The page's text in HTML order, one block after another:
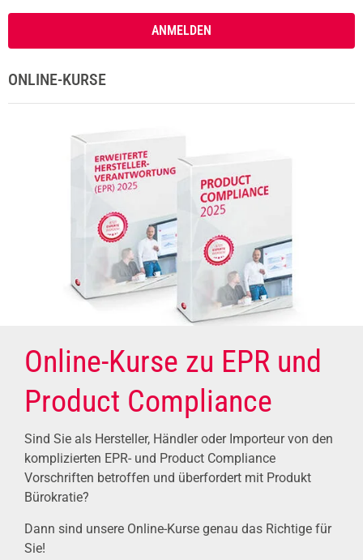
ANMELDEN
ONLINE-KURSE
Online-Kurse zu EPR und
Product Compliance
Sind Sie als Hersteller, Händler oder Importeur von den
komplizierten EPR- und Product Compliance
Vorschriften betroffen und überfordert mit Produkt
Bürokratie?
Dann sind unsere Online-Kurse genau das Richtige für
Sie!